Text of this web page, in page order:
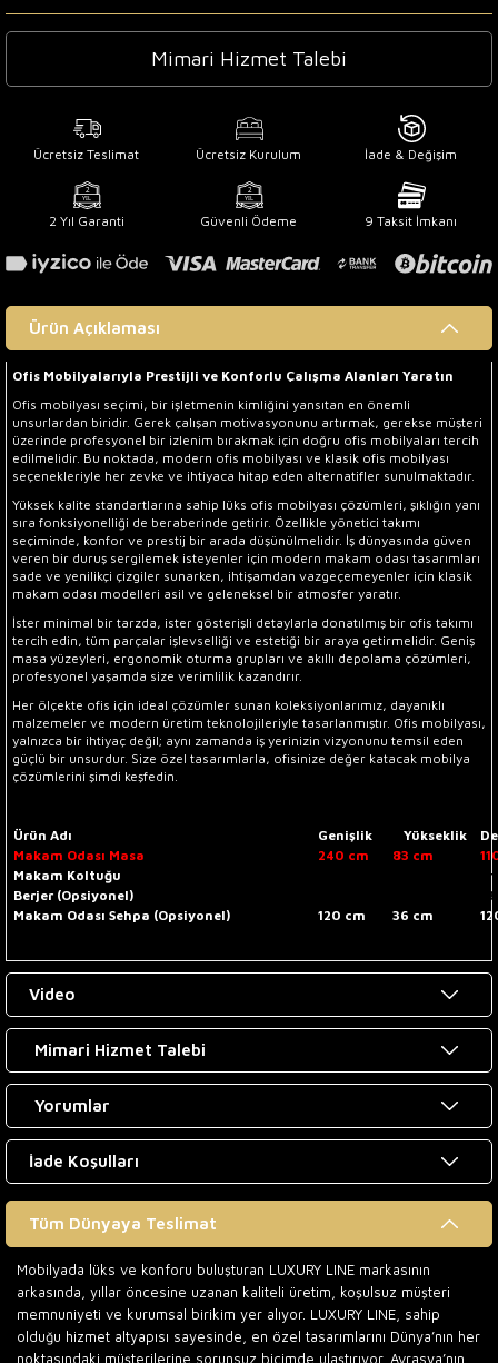
Mimari Hizmet Talebi
Ücretsiz Teslimat Ücretsiz Kurulum İade & Değişim
2 Yıl Garanti Güvenli Ödeme 9 Taksit İmkanı
Ürün Açıklaması
Ofis Mobilyalarıyla Prestijli ve Konforlu Çalışma Alanları Yaratın
Ofis mobilyası seçimi, bir işletmenin kimliğini yansıtan en önemli
unsurlardan biridir. Gerek çalışan motivasyonunu artırmak, gerekse müşteri
üzerinde profesyonel bir izlenim bırakmak için doğru ofis mobilyaları tercih
edilmelidir. Bu noktada, modern ofis mobilyası ve klasik ofis mobilyası
seçenekleriyle her zevke ve ihtiyaca hitap eden alternatifler sunulmaktadır.
Yüksek kalite standartlarına sahip lüks ofis mobilyası çözümleri, şıklığın yanı
sıra fonksiyonelliği de beraberinde getirir. Özellikle yönetici takımı
seçiminde, konfor ve prestij bir arada düşünülmelidir. İş dünyasında güven
veren bir duruş sergilemek isteyenler için modern makam odası tasarımları
sade ve yenilikçi çizgiler sunarken, ihtişamdan vazgeçemeyenler için klasik
makam odası modelleri asil ve geleneksel bir atmosfer yaratır.
İster minimal bir tarzda, ister gösterişli detaylarla donatılmış bir ofis takımı
tercih edin, tüm parçalar işlevselliği ve estetiği bir araya getirmelidir. Geniş
masa yüzeyleri, ergonomik oturma grupları ve akıllı depolama çözümleri,
profesyonel yaşamda size verimlilik kazandırır.
Her ölçekte ofis için ideal çözümler sunan koleksiyonlarımız, dayanıklı
malzemeler ve modern üretim teknolojileriyle tasarlanmıştır. Ofis mobilyası,
yalnızca bir ihtiyaç değil; aynı zamanda iş yerinizin vizyonunu temsil eden
güçlü bir unsurdur. Size özel tasarımlarla, ofisinize değer katacak mobilya
çözümlerini şimdi keşfedin.
Ürün Adı Genişlik Yükseklik
Makam Odası Masa
240 cm 83 cm
Makam Koltuğu
Berjer (Opsiyonel)
Makam Odası Sehpa (Opsiyonel)
120 cm 36 cm
Video
Mimari Hizmet Talebi
Yorumlar
İade Koşulları
Tüm Dünyaya Teslimat
Mobilyada lüks ve konforu buluşturan LUXURY LINE markasının
arkasında, yıllar öncesine uzanan kaliteli üretim, koşulsuz müşteri
memnuniyeti ve kurumsal birikim yer alıyor. LUXURY LINE, sahip
olduğu hizmet altyapısı sayesinde, en özel tasarımlarını Dünya’nın her
noktasındaki müşterilerine sorunsuz biçimde ulaştırıyor. Avrasya’nın